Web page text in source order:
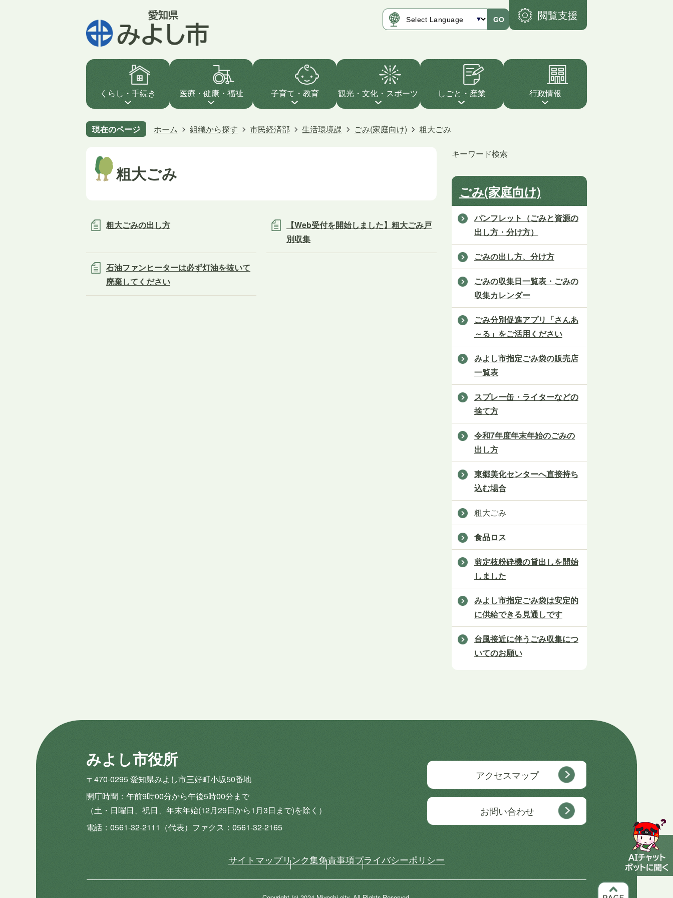
GO 閲覧支援
くらし・手続き 医療・健康・福祉 子育て・教育 観光・文化・スポーツ しごと・産業 行政情報
現在のページ ホーム 組織から探す 市民経済部 生活環境課 ごみ(家庭向け) 粗大ごみ
粗大ごみ
粗大ごみの出し方
【Web受付を開始しました】粗大ごみ戸
別収集
石油ファンヒーターは必ず灯油を抜いて
廃棄してください
キーワード検索
ごみ(家庭向け)
パンフレット（ごみと資源の
出し方・分け方）
ごみの出し方、分け方
ごみの収集日一覧表・ごみの
収集カレンダー
ごみ分別促進アプリ「さんあ
～る」をご活用ください
みよし市指定ごみ袋の販売店
一覧表
スプレー缶・ライターなどの
捨て方
令和7年度年末年始のごみの
出し方
東郷美化センターへ直接持ち
込む場合
粗大ごみ
食品ロス
剪定枝粉砕機の貸出しを開始
しました
みよし市指定ごみ袋は安定的
に供給できる見通しです
台風接近に伴うごみ収集につ
いてのお願い
みよし市役所
〒470-0295 愛知県みよし市三好町小坂50番地
開庁時間
午前9時00分から午後5時00分まで
（土・日曜日、祝日、年末年始(12月29日から1月3日まで)を除く）
電話
0561-32-2111（代表） ファクス 0561-32-2165
アクセスマップ
お問い合わせ
サイトマップリンク集免責事項プライバシーポリシー